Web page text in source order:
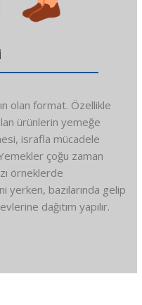
olan format. Özellikle
ürünlerin yemeğe
israfla mücadele
çoğu zaman
örneklerde
yerken, bazılarında gelip
dağıtım yapılır.